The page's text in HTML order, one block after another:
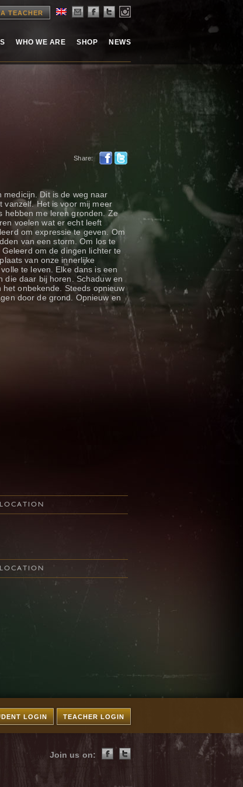
TEACHER
WHO WE ARE SHOP NEWS
Share:
medicijn. Dit is de weg naar
vanzelf. Het is voor mij meer
hebben me leren gronden. Ze
voelen wat er echt leeft
om expressie te geven. Om
van een storm. Om los te
om de dingen lichter te
van onze innerlijke
te leven. Elke dans is een
die daar bij horen. Schaduw en
onbekende. Steeds opnieuw
door de grond. Opnieuw en
LOCATION
LOCATION
TEACHER LOGIN
LOGIN
Join us on: